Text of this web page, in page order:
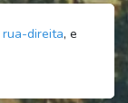
rua-direita, e